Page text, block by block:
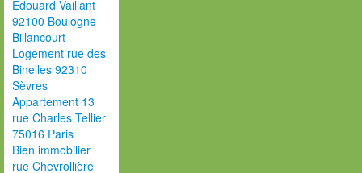
Edouard Vaillant
92100 Boulogne-
Billancourt
Logement rue des
Binelles 92310
Sèvres
Appartement 13
rue Charles Tellier
75016 Paris
Bien immobilier
rue Chevrollière